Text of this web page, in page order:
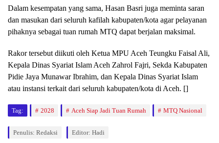
Dalam kesempatan yang sama, Hasan Basri juga meminta saran
dan masukan dari seluruh kafilah kabupaten/kota agar pelayanan
pihaknya sebagai tuan rumah MTQ dapat berjalan maksimal.
Rakor tersebut diikuti oleh Ketua MPU Aceh Teungku Faisal Ali,
Kepala Dinas Syariat Islam Aceh Zahrol Fajri, Sekda Kabupaten
Pidie Jaya Munawar Ibrahim, dan Kepala Dinas Syariat Islam
atau instansi terkait dari seluruh kabupaten/kota di Aceh. []
Tag: 2028 Aceh Siap Jadi Tuan Rumah MTQ Nasional
Penulis: Redaksi Editor: Hadi